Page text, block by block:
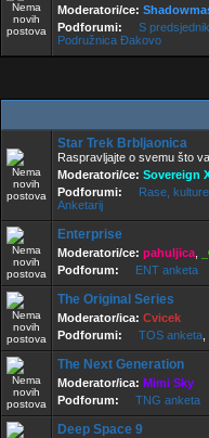
Moderatori/ce:
Podforumi:
S
Podružnica Đakovo
Star Trek Brbljaonica
Raspravljajte o svemu što
Moderatori/ce: Sovereign
Podforumi:
Rase,
Anketarij
Enterprise
Moderatori/ce: pahuljica
Podforum:
ENT anketa
The Original Series
Moderator/ica: Cvicek
Podforumi:
TOS anketa
The Next Generation
Moderator/ica: Mimi Sky
Podforum:
TNG anketa
Deep Space 9